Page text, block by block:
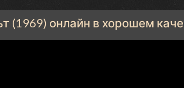
(1969) онлайн в хорошем